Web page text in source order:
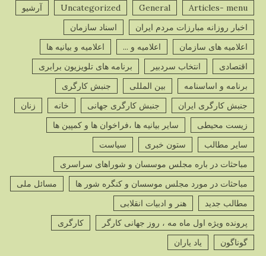
Articles- menu
General
Uncategorized
آرشیو
اخبار روزانه مبارزات مردم ایران
اسناد سازمان
اعلامیه های سازمان
اعلامیه و ...
اعلامیه و بیانیه ها
اقتصادی
انتخاب سردبیر
برنامه های تلویزیون برابری
برنامه و اساسنامه
بین المللی
جنبش کارگری
جنبش کارگری ایران
جنبش کارگری جهانی خانه
زنان
زیست محیطی
سایر بیانیه ها ،فراخوان ها و کمپین ها
سایر مطالب
ستون خبری
سیاست
مباحثات در باره مجلس موسسان و شوراهای سراسری
مباحثات در مورد مجلس موسسان و کنگره شور ها
مسائل ملی
مطالب جدید
هنر و ادبیات انقلابی
پرونده ویژه اول ماه مه ، روز جهانی کارگر
کارگری
گوناگون
یاد یاران